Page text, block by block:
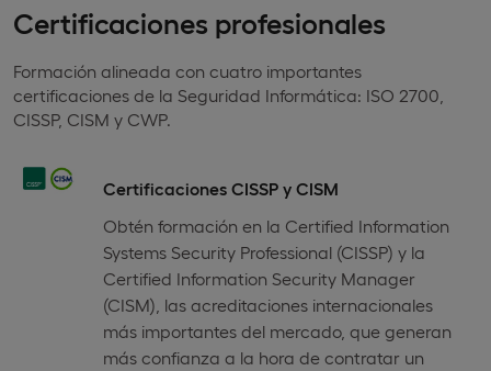
Certificaciones profesionales
Formación alineada con cuatro importantes
certificaciones de la Seguridad Informática: ISO 2700,
CISSP, CISM y CWP.
Certificaciones CISSP y CISM
Obtén formación en la Certified Information
Systems Security Professional (CISSP) y la
Certified Information Security Manager
(CISM), las acreditaciones internacionales
más importantes del mercado, que generan
más confianza a la hora de contratar un